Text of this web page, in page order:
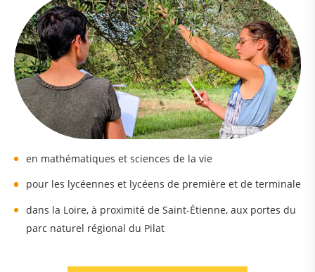
en mathématiques et sciences de la vie
pour les lycéennes et lycéens de première et de terminale
dans la Loire, à proximité de Saint-Étienne, aux portes du
parc naturel régional du Pilat